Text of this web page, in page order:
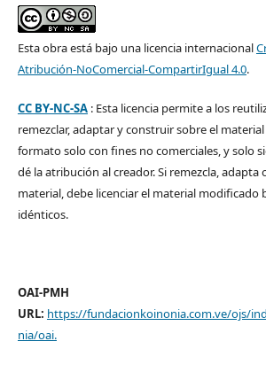
Esta obra está bajo una licencia internacional
Atribución-NoComercial-CompartirIgual 4.0.
CC BY-NC-SA: Esta licencia permite a los
remezclar, adaptar y construir sobre el
formato solo con fines no comerciales, y solo
dé la atribución al creador. Si remezcla, adapta
material, debe licenciar el material modificado
idénticos.
OAI-PMH
URL: https://fundacionkoinonia.com.ve/ojs/
nia/oai.